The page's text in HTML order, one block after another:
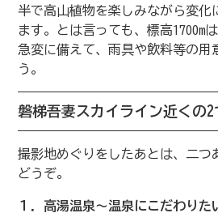
半で高山植物を楽しみながら変化
ます。とは言っても、標高1700m
急変に備えて、雨具や飲料等の用
う。
磐梯吾妻スカイライン近くの2
撮影地めぐりをしたあとは、二つ
どうぞ。
１．高湯温泉〜温泉にこだわりた